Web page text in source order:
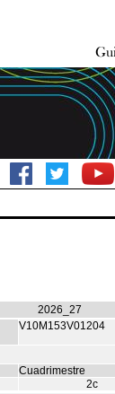
2026_27
V10M153V01204
Cuadrimestre
2c